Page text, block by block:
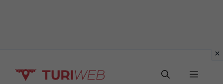
Menu